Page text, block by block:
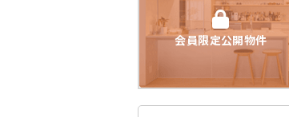
会員限定公開物件